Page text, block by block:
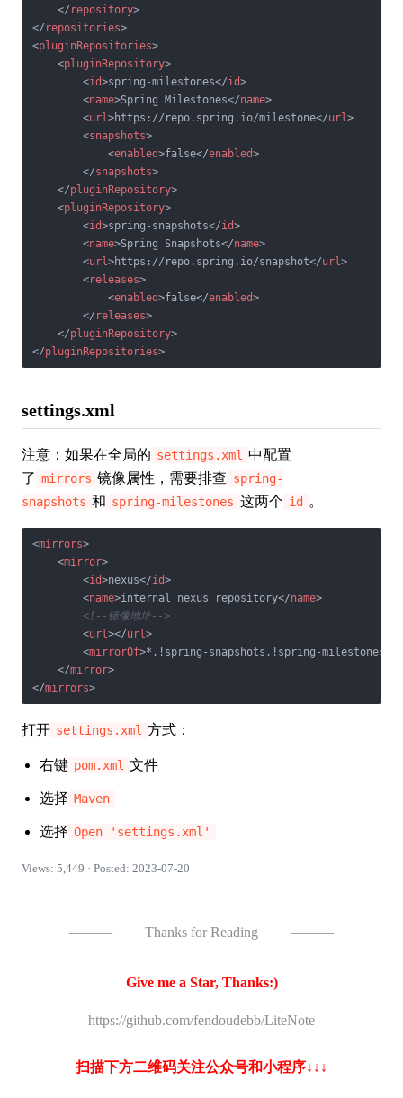
</ repository>
</ repositories>
<pluginRepositories>
<pluginRepository>
<id>spring-milestones</id>
<name>Spring Milestones</name>
<url>https://repo.spring.io/milestone</url>
<snapshots>
<enabled>false</enabled>
</snapshots>
</pluginRepository>
<pluginRepository>
<id>spring-snapshots</id>
<name>Spring Snapshots</name>
<url>https://repo.spring.io/snapshot</url>
<releases>
<enabled>false</enabled>
</ releases>
</pluginRepository>
</pluginRepositories>
settings.xml
注意：如果在全局的 settings.xml 中配置
了 mirrors 镜像属性，需要排查 spring-
snapshots 和 spring-milestones 这两个 id 。
<mirrors>
<mirror>
<id>nexus</id>
<name>internal nexus repository</name>
<!--镜像地址-->
<url></url>
<mirrorOf>*,!spring-snapshots,!spring-
</mirror>
</mirrors>
打开 settings.xml 方式：
右键 pom.xml 文件
选择 Maven
选择 Open 'settings.xml'
Views: 5,449 · Posted: 2023-07-20
——— Thanks for Reading ———
Give me a Star, Thanks:)
https://github.com/fendoudebb/LiteNote
扫描下方二维码关注公众号和小程序↓↓↓